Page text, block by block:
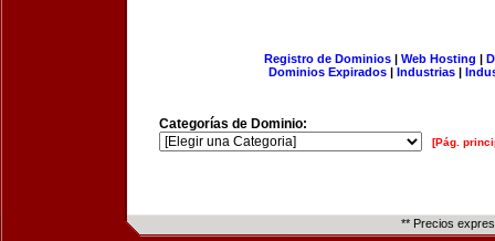
Registro de Dominios| Web Hosting |
Dominios Expirados | Industrias |
Categorías de Dominio:
[Pág.
** Precios